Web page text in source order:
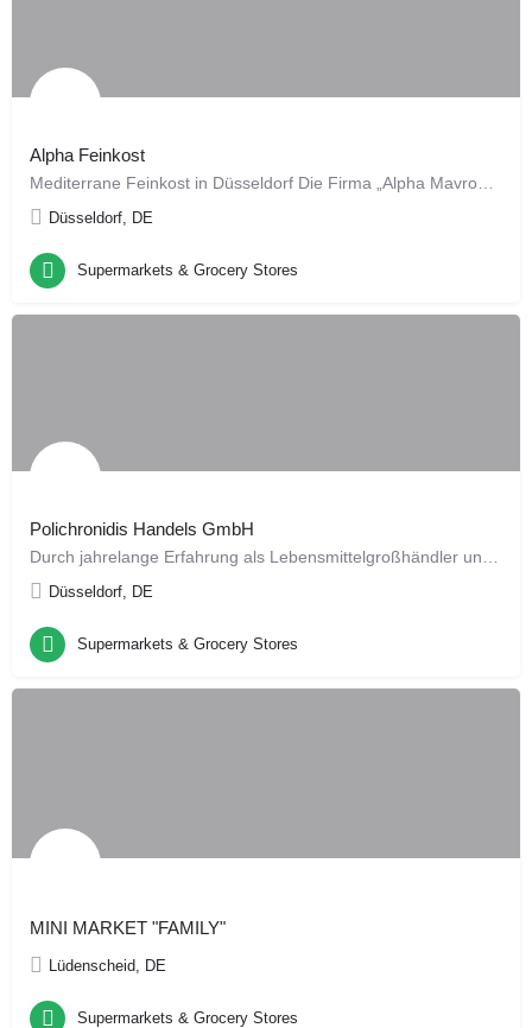
Alpha Feinkost
Düsseldorf, DE
Supermarkets & Grocery Stores
Polichronidis Handels GmbH
Düsseldorf, DE
Supermarkets & Grocery Stores
MINI MARKET "FAMILY"
Lüdenscheid, DE
Supermarkets & Grocery Stores